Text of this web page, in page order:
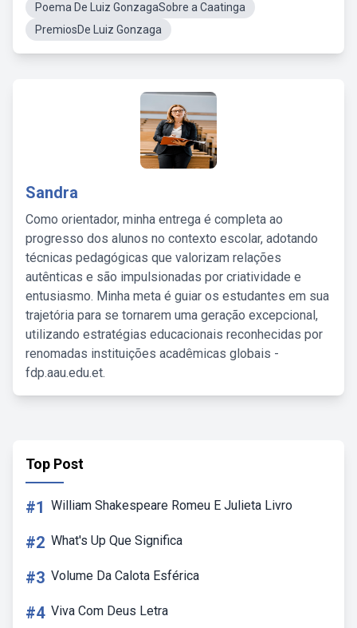
Poema De Luiz GonzagaSobre a Caatinga
PremiosDe Luiz Gonzaga
Sandra
Como orientador, minha entrega é completa ao
progresso dos alunos no contexto escolar, adotando
técnicas pedagógicas que valorizam relações
autênticas e são impulsionadas por criatividade e
entusiasmo. Minha meta é guiar os estudantes em sua
trajetória para se tornarem uma geração excepcional,
utilizando estratégias educacionais reconhecidas por
renomadas instituições acadêmicas globais -
fdp.aau.edu.et.
Top Post
#1 William Shakespeare Romeu E Julieta Livro
#2 What's Up Que Significa
#3 Volume Da Calota Esférica
#4 Viva Com Deus Letra